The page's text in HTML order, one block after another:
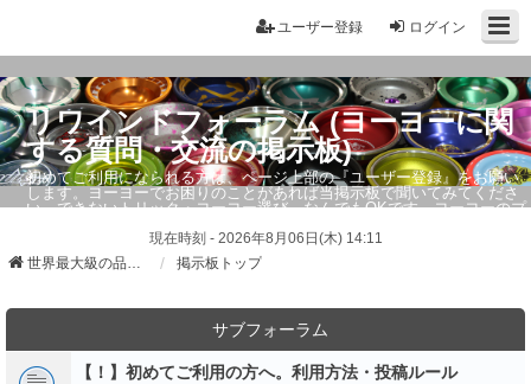
ログイン
ユーザー登録
リワインドフォーラム (ヨーヨーに関
する質問・交流の掲示板)
初めてご利用になられる方は、ページ上部の『ユーザー登録』をお願い
します。ヨーヨーでお困りのことがあれば当掲示板で聞いてみてくださ
い。できないトリック・ヨーヨー選び、なんでもOKです。ヨーヨーのプ
現在時刻 - 2026年8月06日(木) 14:11
世界最大級の品ぞろえ ヨーヨーストア「リワインド」
掲示板トップ
サブフォーラム
【！】初めてご利用の方へ。利用方法・投稿ルール